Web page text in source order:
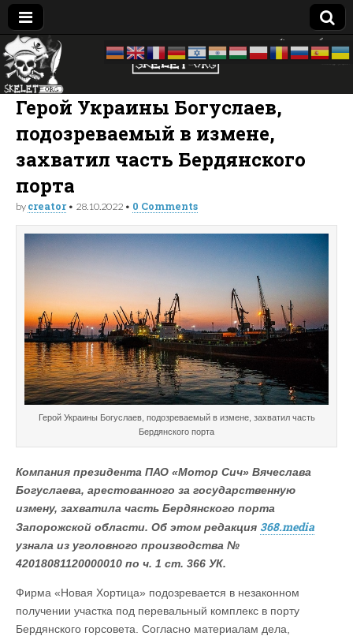
Skelet
Org
досье —
биография
—
компромат:
Украина
Герой Украины Богуслаев,
подозреваемый в измене,
захватил часть Бердянского
порта
by creator• 28.10.2022 • 0 Comments
Герой Украины Богуслаев, подозреваемый в измене, захватил часть
Бердянского порта
Компания президента ПАО «Мотор Сич» Вячеслава
Богуслаева, арестованного за государственную
измену, захватила часть Бердянского порта
Запорожской области. Об этом редакция 368.media
узнала из уголовного производства №
42018081120000010 по ч. 1 ст. 366 УК.
Фирма «Новая Хортица» подозревается в незаконном
получении участка под перевальный комплекс в порту
Бердянского горсовета. Согласно материалам дела,